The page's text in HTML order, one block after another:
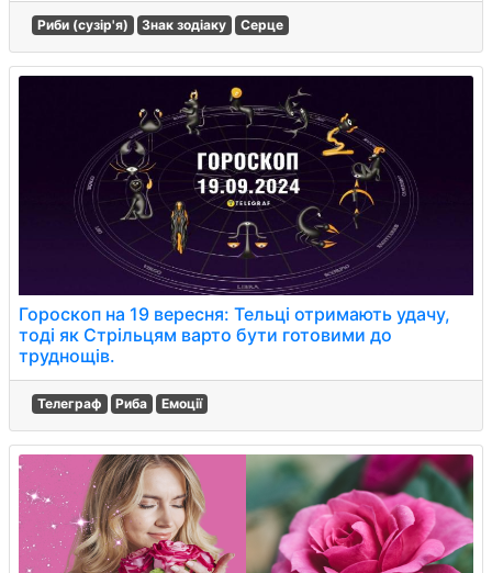
Риби (сузір'я) Знак зодіаку Серце
Гороскоп на 19 вересня: Тельці отримають удачу,
тоді як Стрільцям варто бути готовими до
труднощів.
Телеграф Риба Емоції